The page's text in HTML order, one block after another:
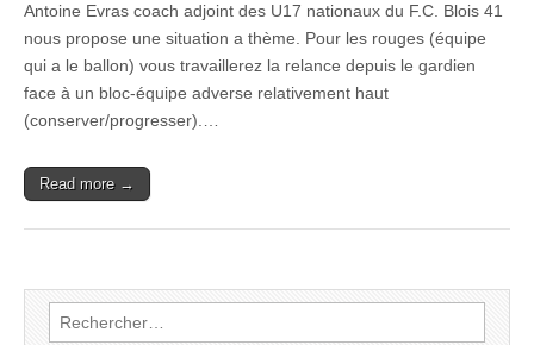
Antoine Evras coach adjoint des U17 nationaux du F.C. Blois 41
nous propose une situation a thème. Pour les rouges (équipe
qui a le ballon) vous travaillerez la relance depuis le gardien
face à un bloc-équipe adverse relativement haut
(conserver/progresser).…
Read more →
Rechercher :